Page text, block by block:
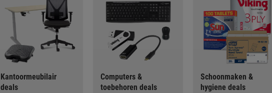
Kantoormeubilair
deals
Computers &
toebehoren deals
Schoonmaken &
hygiene deals